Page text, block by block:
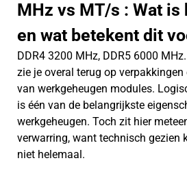
MHz vs MT/s : Wat is
en wat betekent dit
DDR4 3200 MHz, DDR5 6000
zie je overal terug op verpakkingen
van werkgeheugen modules.
is één van de belangrijkste
werkgeheugen. Toch zit hier
verwarring, want technisch gezien
niet helemaal.